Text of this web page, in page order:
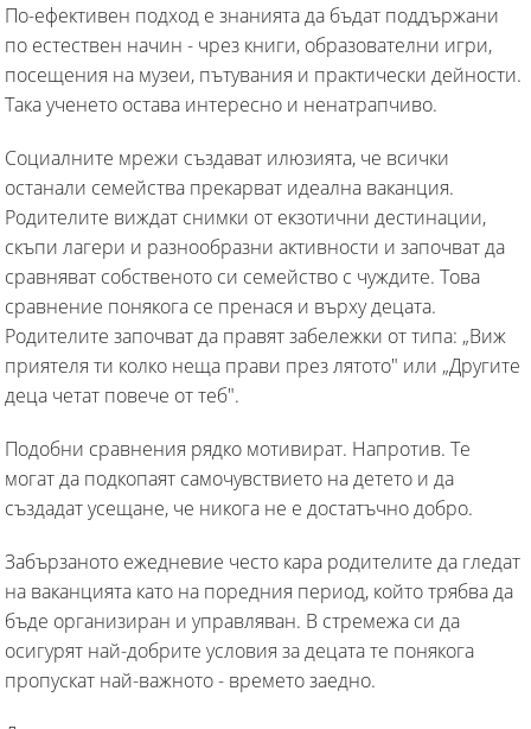
По-ефективен подход е знанията да бъдат поддържани
по естествен начин - чрез книги, образователни игри,
посещения на музеи, пътувания и практически дейности.
Така ученето остава интересно и ненатрапчиво.
Социалните мрежи създават илюзията, че всички
останали семейства прекарват идеална ваканция.
Родителите виждат снимки от екзотични дестинации,
скъпи лагери и разнообразни активности и започват да
сравняват собственото си семейство с чуждите. Това
сравнение понякога се пренася и върху децата.
Родителите започват да правят забележки от типа: „Виж
приятеля ти колко неща прави през лятото" или „Другите
деца четат повече от теб".
Подобни сравнения рядко мотивират. Напротив. Те
могат да подкопаят самочувствието на детето и да
създадат усещане, че никога не е достатъчно добро.
Забързаното ежедневие често кара родителите да гледат
на ваканцията като на поредния период, който трябва да
бъде организиран и управляван. В стремежа си да
осигурят най-добрите условия за децата те понякога
пропускат най-важното - времето заедно.